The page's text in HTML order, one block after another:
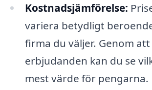
Kostnadsjämförelse:
variera betydligt
firma du väljer. Genom
erbjudanden kan du se
mest värde för pengarna.